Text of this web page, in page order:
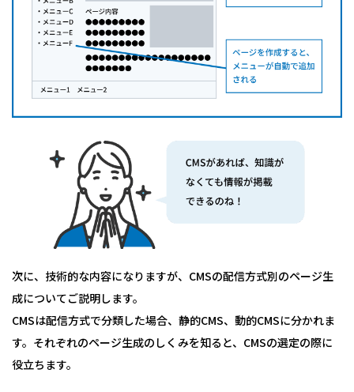
次に、技術的な内容になりますが、CMSの配信方式別のページ生
成についてご説明します。
CMSは配信方式で分類した場合、静的CMS、動的CMSに分かれま
す。それぞれのページ生成のしくみを知ると、CMSの選定の際に
役立ちます。